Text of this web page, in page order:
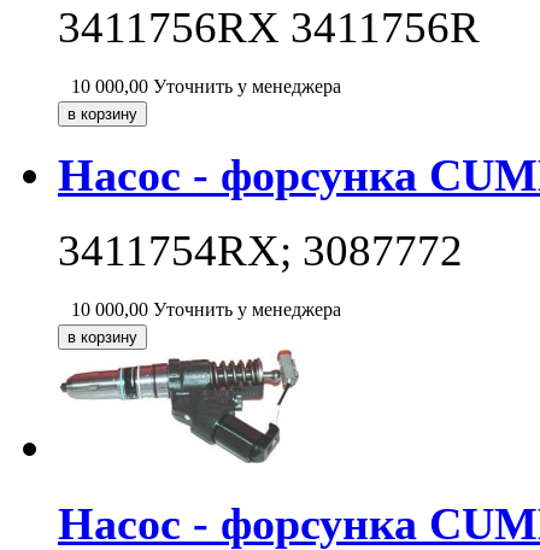
3411756RX 3411756R
10 000,00 Уточнить у менеджера
Насос - форсунка
3411754RX; 3087772
10 000,00 Уточнить у менеджера
Насос - форсунка